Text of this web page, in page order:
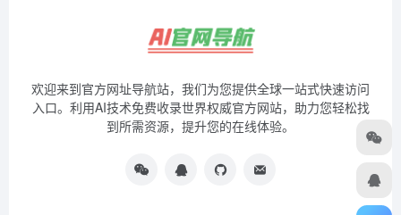
欢迎来到官方网址导航站，我们为您提供全球一站式快速访问
入口。利用AI技术免费收录世界权威官方网站，助力您轻松找
到所需资源，提升您的在线体验。